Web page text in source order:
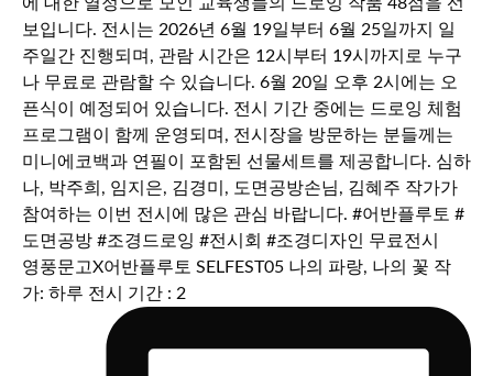
영풍문고X어반플루토 SELFEST05 나의 파랑, 나의 꽃 작
가: 하루 전시 기간 : 2